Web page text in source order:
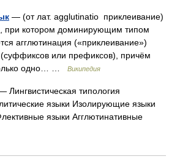
— (от лат. agglutinatio приклеивание)
при котором доминирующим типом
агглютинация («приклеивание»)
или префиксов), причём
одно… …
Википедия
Лингвистическая типология
языки Изолирующие языки
языки Агглютинативные